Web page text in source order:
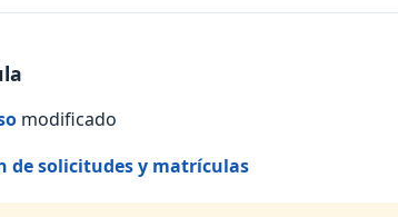
modificado
de solicitudes y matrículas